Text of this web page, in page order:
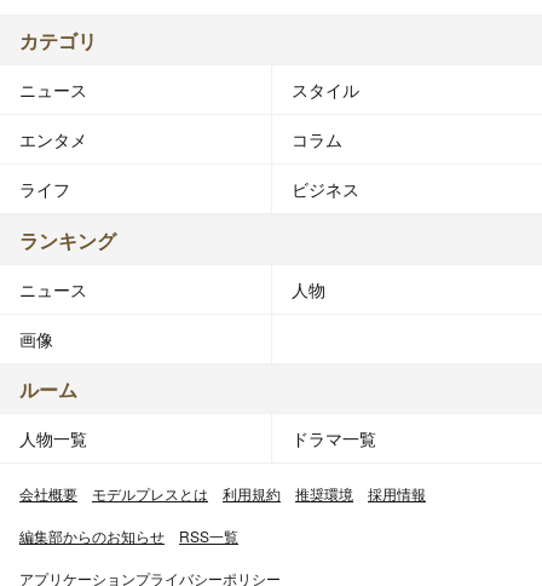
カテゴリ
ニュース スタイル
エンタメ コラム
ライフ ビジネス
ランキング
ニュース 人物
画像
ルーム
人物一覧 ドラマ一覧
会社概要 モデルプレスとは 利用規約 推奨環境 採用情報
編集部からのお知らせ RSS一覧
アプリケーションプライバシーポリシー